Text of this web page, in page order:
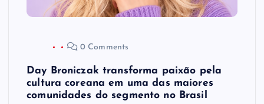
0 Comments
Day Broniczak transforma paixão pela
cultura coreana em uma das maiores
comunidades do segmento no Brasil